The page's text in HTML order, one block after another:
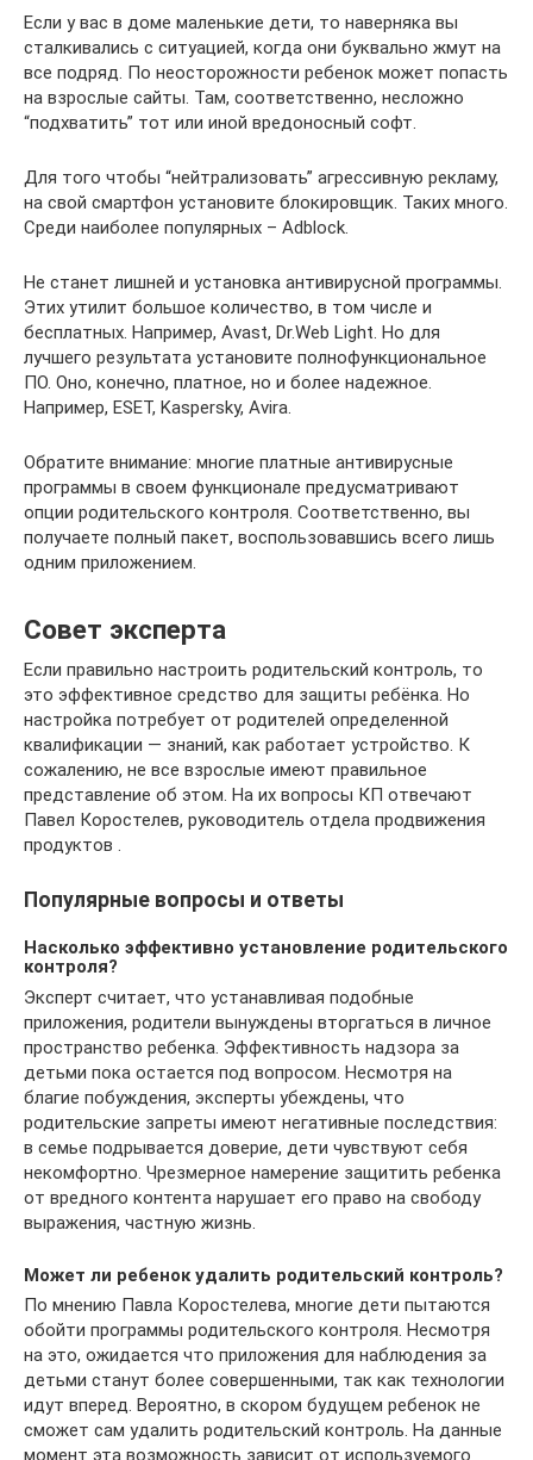
Если у вас в доме маленькие дети, то наверняка вы
сталкивались с ситуацией, когда они буквально жмут на
все подряд. По неосторожности ребенок может попасть
на взрослые сайты. Там, соответственно, несложно
“подхватить” тот или иной вредоносный софт.
Для того чтобы “нейтрализовать” агрессивную рекламу,
на свой смартфон установите блокировщик. Таких много.
Среди наиболее популярных – Adblock.
Не станет лишней и установка антивирусной программы.
Этих утилит большое количество, в том числе и
бесплатных. Например, Avast, Dr.Web Light. Но для
лучшего результата установите полнофункциональное
ПО. Оно, конечно, платное, но и более надежное.
Например, ESET, Kaspersky, Avira.
Обратите внимание: многие платные антивирусные
программы в своем функционале предусматривают
опции родительского контроля. Соответственно, вы
получаете полный пакет, воспользовавшись всего лишь
одним приложением.
Совет эксперта
Если правильно настроить родительский контроль, то
это эффективное средство для защиты ребёнка. Но
настройка потребует от родителей определенной
квалификации — знаний, как работает устройство. К
сожалению, не все взрослые имеют правильное
представление об этом. На их вопросы КП отвечают
Павел Коростелев, руководитель отдела продвижения
продуктов .
Популярные вопросы и ответы
Насколько эффективно установление родительского
контроля?
Эксперт считает, что устанавливая подобные
приложения, родители вынуждены вторгаться в личное
пространство ребенка. Эффективность надзора за
детьми пока остается под вопросом. Несмотря на
благие побуждения, эксперты убеждены, что
родительские запреты имеют негативные последствия:
в семье подрывается доверие, дети чувствуют себя
некомфортно. Чрезмерное намерение защитить ребенка
от вредного контента нарушает его право на свободу
выражения, частную жизнь.
Может ли ребенок удалить родительский контроль?
По мнению Павла Коростелева, многие дети пытаются
обойти программы родительского контроля. Несмотря
на это, ожидается что приложения для наблюдения за
детьми станут более совершенными, так как технологии
идут вперед. Вероятно, в скором будущем ребенок не
сможет сам удалить родительский контроль. На данные
момент эта возможность зависит от используемого